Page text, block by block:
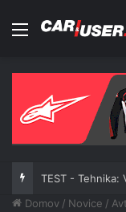
Meni
TEST - Tehnika:
Domov / Novice /